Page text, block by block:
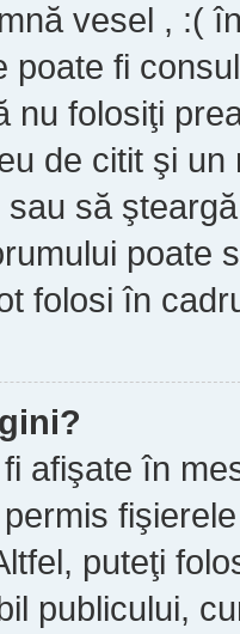
vesel , :(
poate fi
nu folosiţi
de citit şi
să
poate
folosi în
afişate în
puteţi
publicului,